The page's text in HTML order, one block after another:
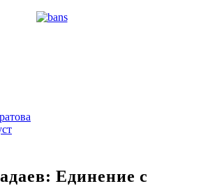
Единение с